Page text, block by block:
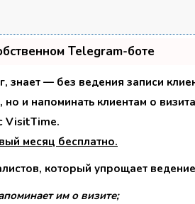
Telegram-боте
знает — без ведения записи
но и напоминать клиентам о
VisitTime.
месяц бесплатно.
который упрощает
им о визите;